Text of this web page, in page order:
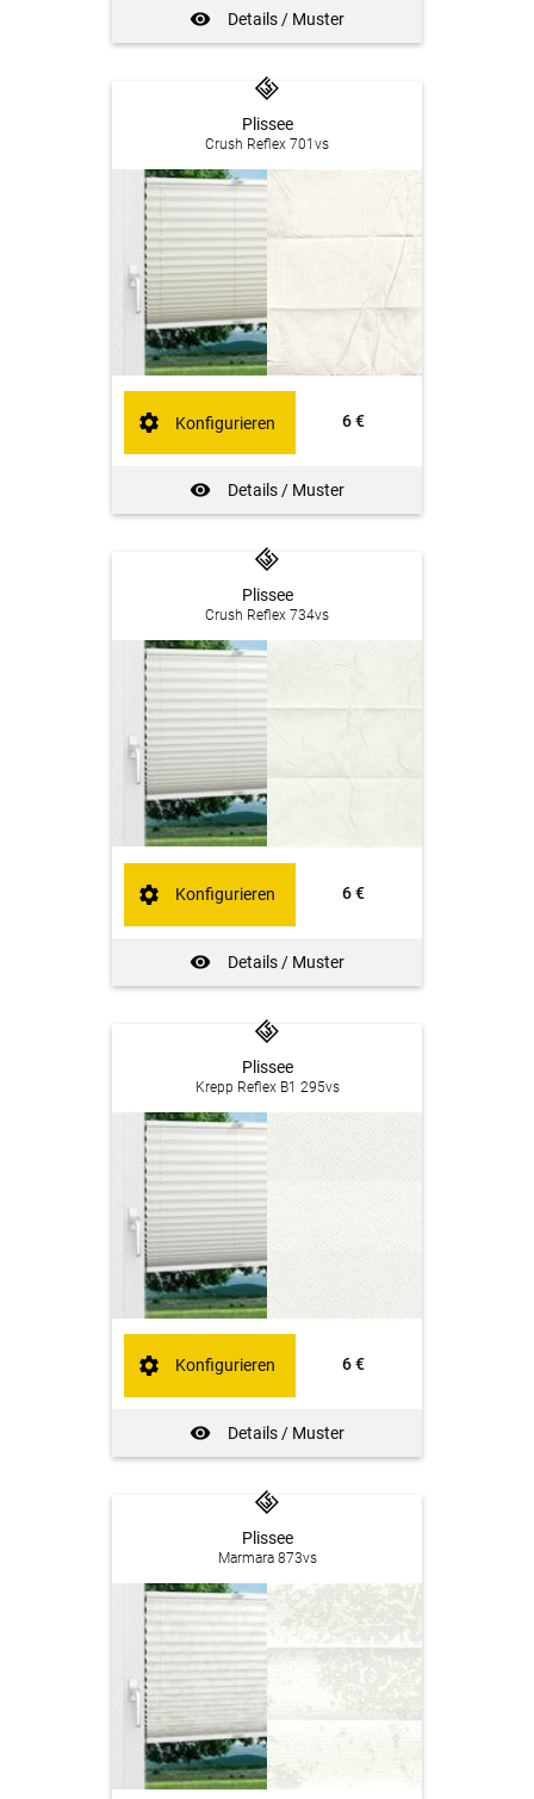
Details / Muster
Plissee
Crush Reflex 701vs
6 €
Details / Muster
Konfigurieren
Plissee
Crush Reflex 734vs
6 €
Details / Muster
Konfigurieren
Plissee
Krepp Reflex B1 295vs
6 €
Details / Muster
Konfigurieren
Plissee
Marmara 873vs